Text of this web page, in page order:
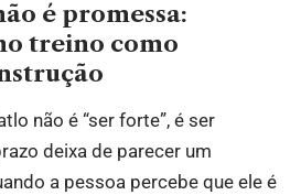
é promessa:
treino como
não é “ser forte”, é ser
deixa de parecer um
a pessoa percebe que ele é